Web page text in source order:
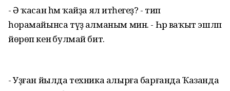
- Ә ҡасан һәм ҡайҙа ял итәһегеҙ? - тип
һорамайынса түҙә алманым мин. - Һәр ваҡыт эшләп
йөрөп кенә булмай бит.
- Уҙған йылда техника алырға барғанда Ҡазанда